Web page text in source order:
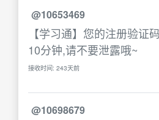
@10653469
【学习通】您的注册验证
10分钟,请不要泄露哦~
接收时间: 243天前
@10698679